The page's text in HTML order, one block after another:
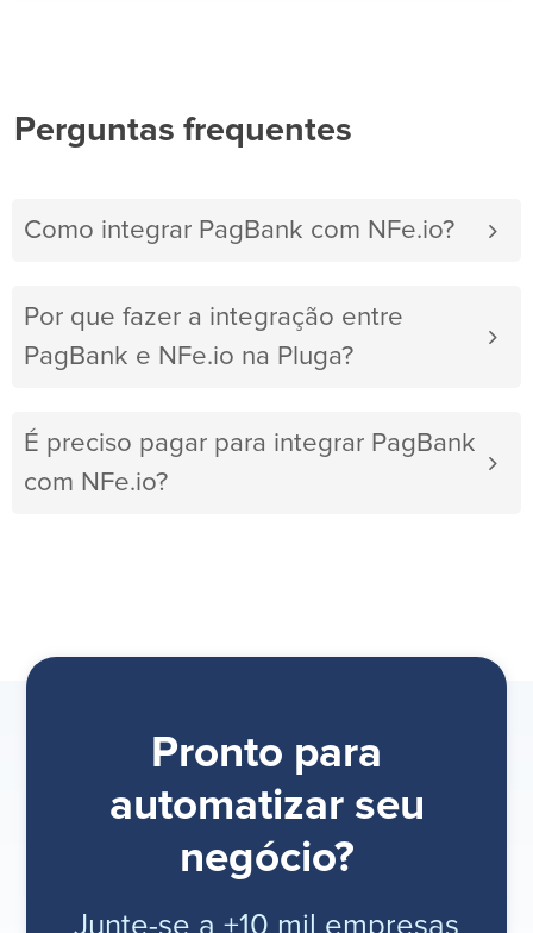
Perguntas frequentes
Como integrar PagBank com NFe.io?
Por que fazer a integração entre
PagBank e NFe.io na Pluga?
É preciso pagar para integrar PagBank
com NFe.io?
Pronto para
automatizar seu
negócio?
Junte-se a +10 mil empresas